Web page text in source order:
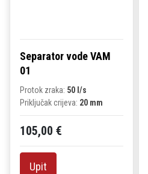
Separator vode VAM
01
Protok zraka: 50 l/s
Priključak crijeva: 20 mm
105,00 €
Upit